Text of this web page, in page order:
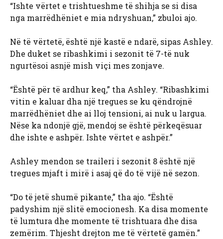
“Ishte vërtet e trishtueshme të shihja se si disa
nga marrëdhëniet e mia ndryshuan,” zbuloi ajo.
Në të vërtetë, është një kastë e ndarë, sipas Ashley.
Dhe duket se ribashkimi i sezonit të 7-të nuk
ngurtësoi asnjë mish viçi mes zonjave.
“Është për të ardhur keq,” tha Ashley. “Ribashkimi
vitin e kaluar dha një tregues se ku qëndrojnë
marrëdhëniet dhe ai lloj tensioni, ai nuk u largua.
Nëse ka ndonjë gjë, mendoj se është përkeqësuar
dhe ishte e ashpër. Ishte vërtet e ashpër.”
Ashley mendon se traileri i sezonit 8 është një
tregues mjaft i mirë i asaj që do të vijë në sezon.
“Do të jetë shumë pikante,” tha ajo. “Është
padyshim një slitë emocionesh. Ka disa momente
të lumtura dhe momente të trishtuara dhe disa
zemërim. Thjesht drejton me të vërtetë gamën.”